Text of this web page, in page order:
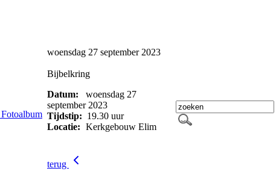
Fotoalbum
woensdag 27 september 2023
Bijbelkring
Datum:
woensdag 27
september 2023
Tijdstip: 19.30 uur
Locatie: Kerkgebouw Elim
terug